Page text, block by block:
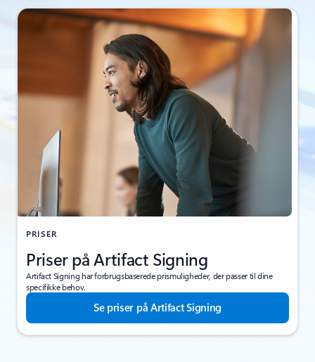
PRISER
Priser på Artifact Signing
Artifact Signing har forbrugsbaserede prismuligheder, der passer til dine
specifikke behov.
Se priser på Artifact Signing